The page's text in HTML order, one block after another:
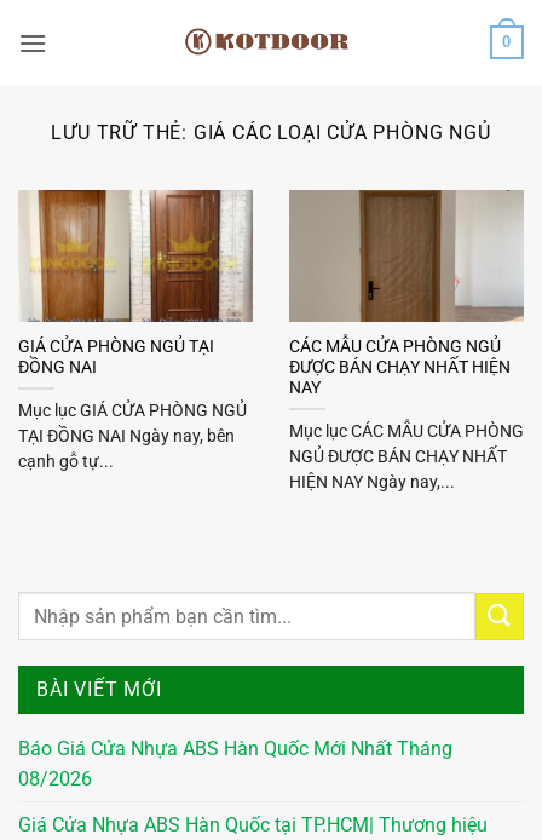
qua
0
LƯU TRỮ THẺ: GIÁ CÁC LOẠI CỬA PHÒNG NGỦ
BÀI VIẾT MỚI
Báo Giá Cửa Nhựa ABS Hàn Quốc Mới Nhất Tháng
08/2026
Giá Cửa Nhựa ABS Hàn Quốc tại TP.HCM| Thương hiệu
GIÁ CỬA PHÒNG NGỦ TẠI
ĐỒNG NAI
Mục lục GIÁ CỬA PHÒNG NGỦ
TẠI ĐỒNG NAI Ngày nay, bên
cạnh gỗ tự...
CÁC MẪU CỬA PHÒNG NGỦ
ĐƯỢC BÁN CHẠY NHẤT HIỆN
NAY
Mục lục CÁC MẪU CỬA PHÒNG
NGỦ ĐƯỢC BÁN CHẠY NHẤT
HIỆN NAY Ngày nay,...